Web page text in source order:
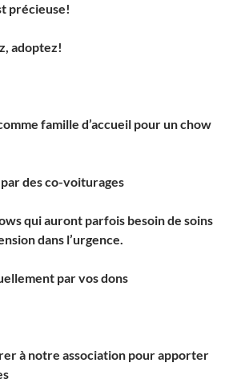
précieuse!
adoptez!
famille d’accueil pour un chow
des co-voiturages
qui auront parfois besoin de soins
dans l’urgence.
par vos dons
à notre association pour apporter